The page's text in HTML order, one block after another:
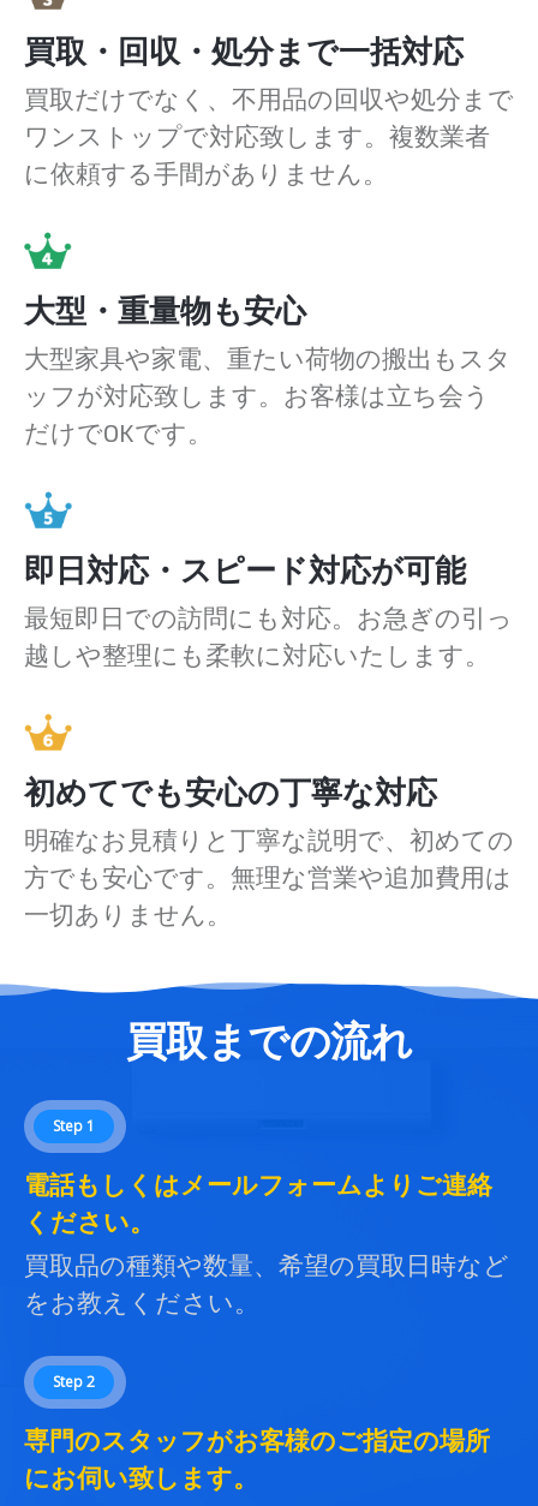
買取・回収・処分まで一括対応
買取だけでなく、不用品の回収や処分まで
ワンストップで対応致します。複数業者
に依頼する手間がありません。
大型・重量物も安心
大型家具や家電、重たい荷物の搬出もスタ
ッフが対応致します。お客様は立ち会う
だけでOKです。
即日対応・スピード対応が可能
最短即日での訪問にも対応。お急ぎの引っ
越しや整理にも柔軟に対応いたします。
初めてでも安心の丁寧な対応
明確なお見積りと丁寧な説明で、初めての
方でも安心です。無理な営業や追加費用は
一切ありません。
買取までの流れ
Step 1
電話もしくはメールフォームよりご連絡
ください。
買取品の種類や数量、希望の買取日時など
をお教えください。
Step 2
専門のスタッフがお客様のご指定の場所
にお伺い致します。